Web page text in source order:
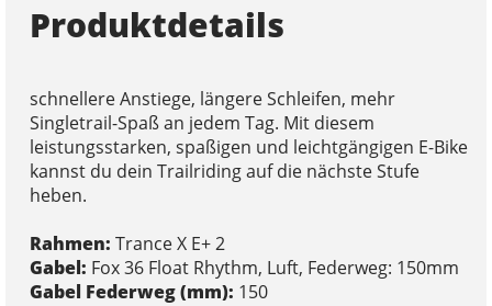
Produktdetails
schnellere Anstiege, längere Schleifen, mehr
Singletrail-Spaß an jedem Tag. Mit diesem
leistungsstarken, spaßigen und leichtgängigen E-Bike
kannst du dein Trailriding auf die nächste Stufe
heben.
Rahmen: Trance X E+ 2
Gabel: Fox 36 Float Rhythm, Luft, Federweg: 150mm
Gabel Federweg (mm): 150